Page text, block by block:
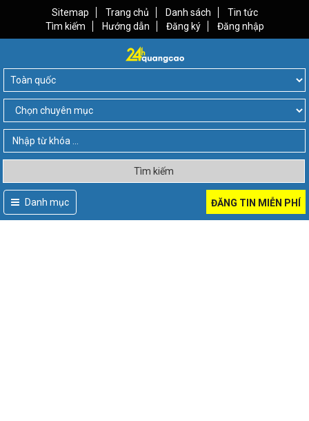
Sitemap Trang chủ Danh sách
Tin tức
Tìm kiếm
Hướng dẫn Đăng ký Đăng nhập
Tìm kiếm
Danh mục ĐĂNG TIN MIỄN PHÍ